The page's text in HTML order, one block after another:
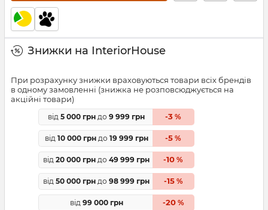
Знижки на InteriorHouse
При розрахунку знижки враховуються товари всіх брендів
в одному замовленні (знижка не розповсюджується на
акційні товари)
від 5 000 грн до 9 999 грн -3 %
від 10 000 грндо 19 999 грн -5 %
від 20 000 грн до 49 999 грн -10 %
від 50 000 грн до 98 999 грн -15%
від 99 000 грн -20%